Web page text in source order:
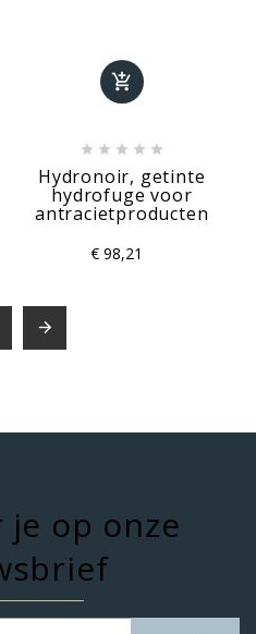

    
Hydronoir, getinte
hydrofuge voor
antracietproducten
€ 98,21

op onze